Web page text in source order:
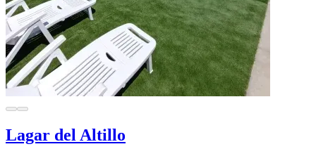
Lagar del Altillo